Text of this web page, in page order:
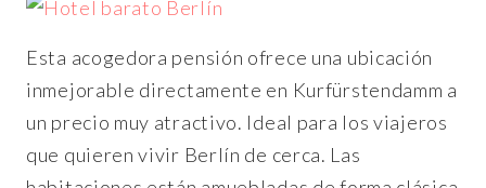
Esta acogedora pensión ofrece una ubicación
inmejorable directamente en Kurfürstendamm a
un precio muy atractivo. Ideal para los viajeros
que quieren vivir Berlín de cerca. Las